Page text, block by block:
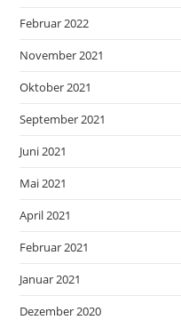
Februar 2022
November 2021
Oktober 2021
September 2021
Juni 2021
Mai 2021
April 2021
Februar 2021
Januar 2021
Dezember 2020